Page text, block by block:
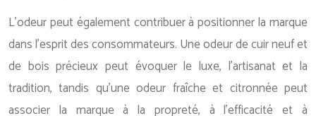
L’odeur peut également contribuer à positionner la marque
dans l’esprit des consommateurs. Une odeur de cuir neuf et
de bois précieux peut évoquer le luxe, l’artisanat et la
tradition, tandis qu’une odeur fraîche et citronnée peut
associer la marque à la propreté, à l’efficacité et à